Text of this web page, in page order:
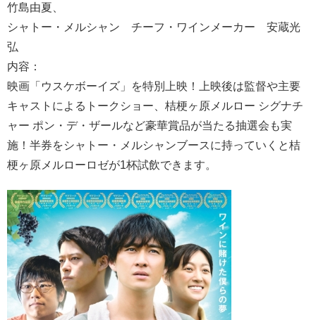
竹島由夏、
シャトー・メルシャン チーフ・ワインメーカー 安蔵光
弘
内容：
映画「ウスケボーイズ」を特別上映！上映後は監督や主要
キャストによるトークショー、桔梗ヶ原メルロー シグナチ
ャー ポン・デ・ザールなど豪華賞品が当たる抽選会も実
施！半券をシャトー・メルシャンブースに持っていくと桔
梗ヶ原メルローロゼが1杯試飲できます。